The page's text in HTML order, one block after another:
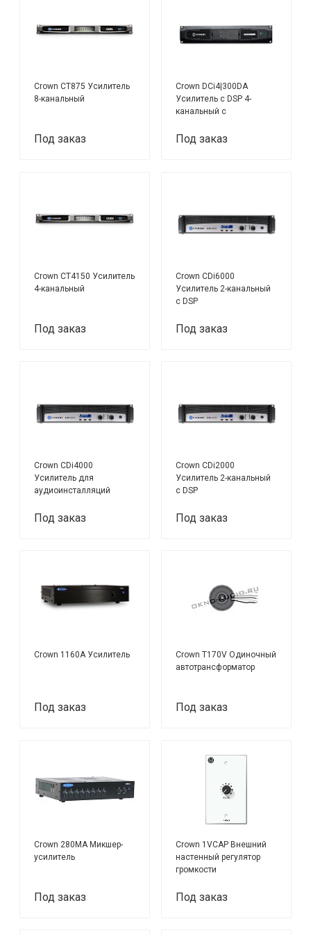
Crown CT875 Усилитель
8-канальный
Под заказ
Crown DCi4|300DA
Усилитель c DSP 4-
канальный с
AES67
Под заказ
Crown CT4150 Усилитель
4-канальный
Под заказ
Crown CDi6000
Усилитель 2-канальный
с DSP
Под заказ
Crown CDi4000
Усилитель для
аудиоинсталляций
Под заказ
Crown CDi2000
Усилитель 2-канальный
с DSP
Под заказ
Crown 1160A Усилитель
Под заказ
Crown T170V Одиночный
автотрансформатор
Под заказ
Crown 280MA Микшер-
усилитель
Под заказ
Crown 1VCAP Внешний
настенный регулятор
громкости
Под заказ